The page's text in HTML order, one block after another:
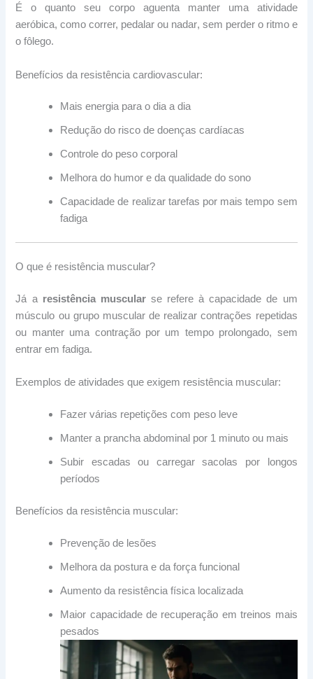
É o quanto seu corpo aguenta manter uma atividade
aeróbica, como correr, pedalar ou nadar, sem perder o ritmo e
o fôlego.
Benefícios da resistência cardiovascular:
Mais energia para o dia a dia
Redução do risco de doenças cardíacas
Controle do peso corporal
Melhora do humor e da qualidade do sono
Capacidade de realizar tarefas por mais tempo sem
fadiga
O que é resistência muscular?
Já a resistência muscularse refere à capacidade de um
músculo ou grupo muscular de realizar contrações repetidas
ou manter uma contração por um tempo prolongado, sem
entrar em fadiga.
Exemplos de atividades que exigem resistência muscular:
Fazer várias repetições com peso leve
Manter a prancha abdominal por 1 minuto ou mais
Subir escadas ou carregar sacolas por longos
períodos
Benefícios da resistência muscular:
Prevenção de lesões
Melhora da postura e da força funcional
Aumento da resistência física localizada
Maior capacidade de recuperação em treinos mais
pesados